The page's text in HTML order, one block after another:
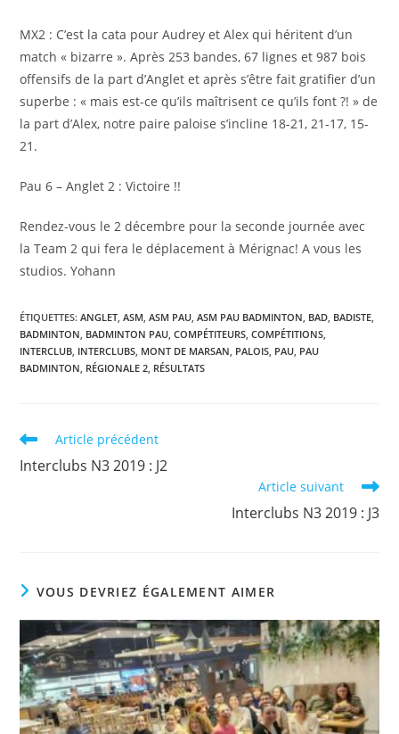
MX2 : C’est la cata pour Audrey et Alex qui héritent d’un
match « bizarre ». Après 253 bandes, 67 lignes et 987 bois
offensifs de la part d’Anglet et après s’être fait gratifier d’un
superbe : « mais est-ce qu’ils maîtrisent ce qu’ils font ?! » de
la part d’Alex, notre paire paloise s’incline 18-21, 21-17, 15-
21.
Pau 6 – Anglet 2 : Victoire !!
Rendez-vous le 2 décembre pour la seconde journée avec
la Team 2 qui fera le déplacement à Mérignac! A vous les
studios. Yohann
ÉTIQUETTES:ANGLET ASM ASM PAU ASM PAU BADMINTON BAD BADISTE
BADMINTON BADMINTON PAU COMPÉTITEURS COMPÉTITIONS
INTERCLUB INTERCLUBS MONT DE MARSAN PALOIS PAU PAU
BADMINTON RÉGIONALE 2 RÉSULTATS
Read
articles
Article précédent
Interclubs N3 2019 : J2
Article suivant
Interclubs N3 2019 : J3
VOUS DEVRIEZ ÉGALEMENT AIMER